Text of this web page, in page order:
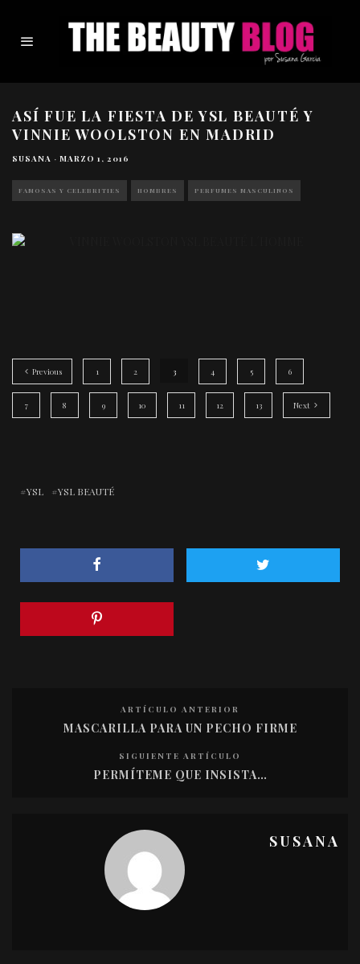
ASÍ FUE LA FIESTA DE YSL BEAUTÉ Y
VINNIE WOOLSTON EN MADRID
SUSANA · MARZO 1, 2016
FAMOSAS Y CELEBRITIES HOMBRES PERFUMES MASCULINOS
Previous 1 2 3 4 5 6
7 8 9 10 11 12 13 Next
YSL YSL BEAUTÉ
ARTÍCULO ANTERIOR
MASCARILLA PARA UN PECHO FIRME
SIGUIENTE ARTÍCULO
PERMÍTEME QUE INSISTA…
SUSANA